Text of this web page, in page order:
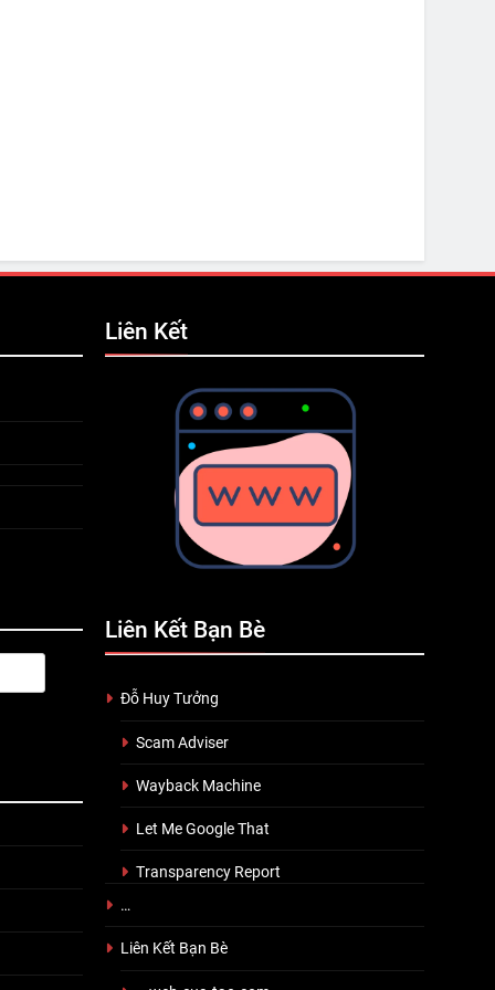
Liên Kết
Liên Kết Bạn Bè
Đỗ Huy Tưởng
Scam Adviser
Wayback Machine
Let Me Google That
Transparency Report
…
Liên Kết Bạn Bè